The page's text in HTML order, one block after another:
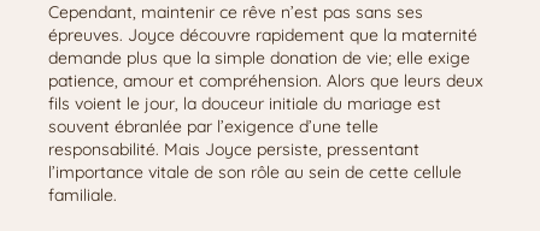
Cependant, maintenir ce rêve n’est pas sans ses
épreuves. Joyce découvre rapidement que la maternité
demande plus que la simple donation de vie; elle exige
patience, amour et compréhension. Alors que leurs deux
fils voient le jour, la douceur initiale du mariage est
souvent ébranlée par l’exigence d’une telle
responsabilité. Mais Joyce persiste, pressentant
l’importance vitale de son rôle au sein de cette cellule
familiale.